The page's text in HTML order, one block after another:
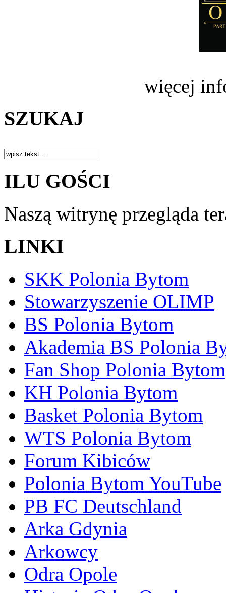
więcej
SZUKAJ
ILU GOŚCI
Naszą witrynę przegląda
LINKI
SKK Polonia Bytom
Stowarzyszenie OLIMP
BS Polonia Bytom
Akademia BS Polonia
Fan Shop Polonia Bytom
KH Polonia Bytom
Basket Polonia Bytom
WTS Polonia Bytom
Forum Kibiców
Polonia Bytom YouTube
PB FC Deutschland
Arka Gdynia
Arkowcy
Odra Opole